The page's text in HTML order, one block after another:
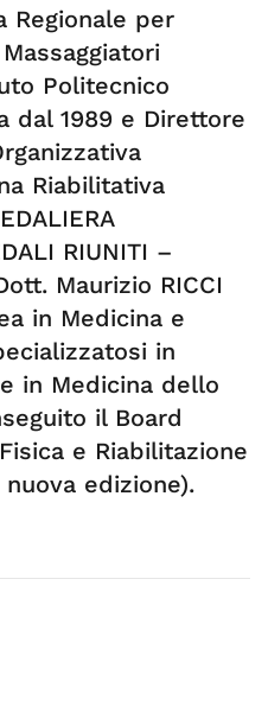
Regionale per
Politecnico
dal 1989 e Direttore
Riabilitativa
RIUNITI –
Maurizio RICCI
in Medicina e
in
in Medicina dello
il Board
e Riabilitazione
edizione).